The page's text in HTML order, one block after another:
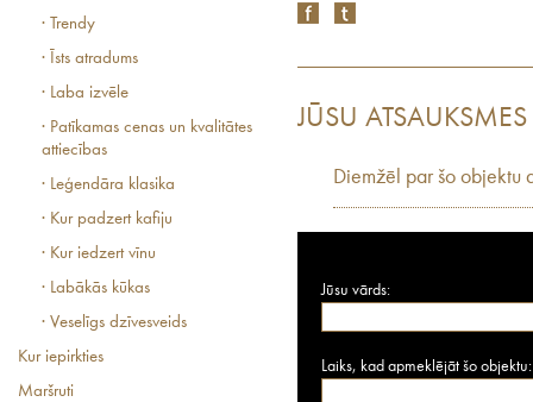
· Trendy
· Īsts atradums
· Laba izvēle
· Patīkamas cenas un kvalitātes
attiecības
· Leģendāra klasika
· Kur padzert kafiju
· Kur iedzert vīnu
· Labākās kūkas
· Veselīgs dzīvesveids
Kur iepirkties
Maršruti
JŪSU ATSAUKSMES
Diemžēl par šo objektu
Jūsu vārds:
Laiks, kad apmeklējāt šo objektu: